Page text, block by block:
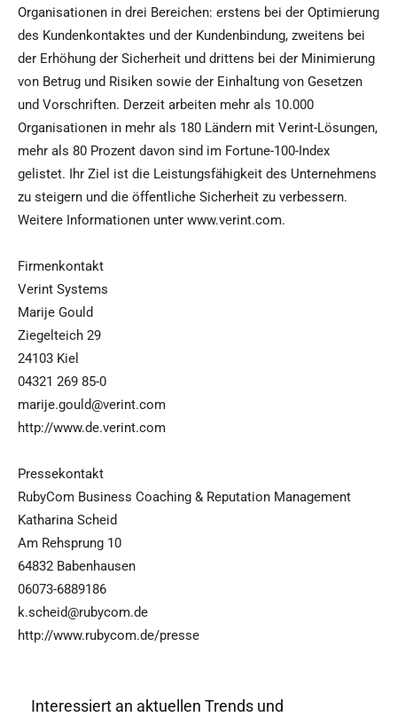
Organisationen in drei Bereichen: erstens bei der Optimierung
des Kundenkontaktes und der Kundenbindung, zweitens bei
der Erhöhung der Sicherheit und drittens bei der Minimierung
von Betrug und Risiken sowie der Einhaltung von Gesetzen
und Vorschriften. Derzeit arbeiten mehr als 10.000
Organisationen in mehr als 180 Ländern mit Verint-Lösungen,
mehr als 80 Prozent davon sind im Fortune-100-Index
gelistet. Ihr Ziel ist die Leistungsfähigkeit des Unternehmens
zu steigern und die öffentliche Sicherheit zu verbessern.
Weitere Informationen unter www.verint.com.
Firmenkontakt
Verint Systems
Marije Gould
Ziegelteich 29
24103 Kiel
04321 269 85-0
marije.gould@verint.com
http://www.de.verint.com
Pressekontakt
RubyCom Business Coaching & Reputation Management
Katharina Scheid
Am Rehsprung 10
64832 Babenhausen
06073-6889186
k.scheid@rubycom.de
http://www.rubycom.de/presse
Interessiert an aktuellen Trends und